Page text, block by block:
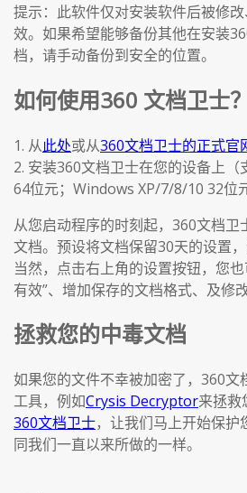
提示：此软件仅对安装软件后被修
效。如果希望能够备份其他在安装
档，请手动备份到安全的位置。
如何使用360 文档卫士？
1. 从此处或从360文档卫士的正式官
2. 安装360文档卫士在您的设备上
64位元；Windows XP/7/8/10 32位
从您启动程序的时刻起，360文档卫
文档。预设将文档保留30天的设置
当然，点击右上角的设置按钮，您
有效”、增加保存的文档格式、及修
拯救您的中毒文档
如果您的文件不幸被加密了，360文
工具，例如Crysis Decryptor来拯救
360文档卫士，让我们马上开始保
同我们一直以来所做的一样。